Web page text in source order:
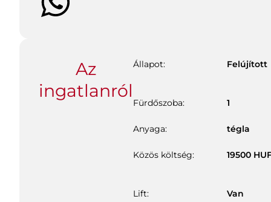
Az
ingatlanról
Állapot: Felújított
Fürdőszoba: 1
Anyaga: tégla
Közös költség: 19500
Lift: Van